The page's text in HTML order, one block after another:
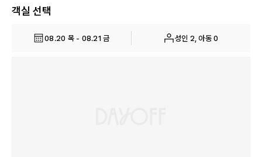
객실 선택
08.20 목 - 08.21 금 성인 2, 아동 0